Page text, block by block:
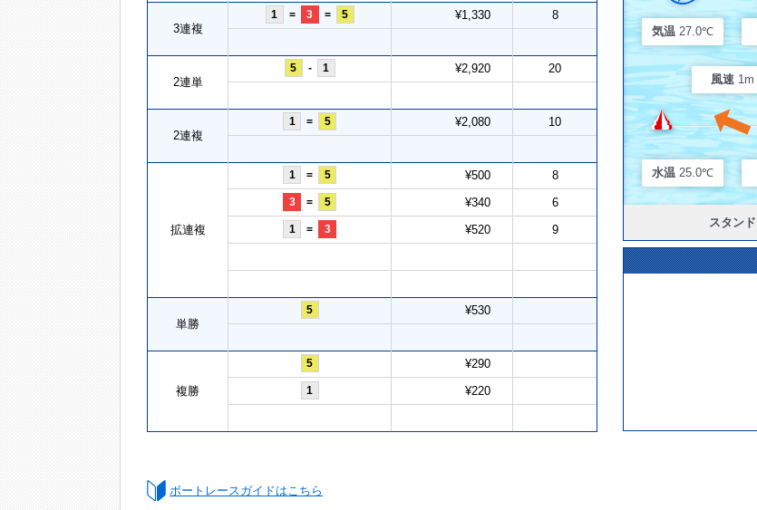
3連複
1 = 3 = 5 ¥1,330 8
2連単
5 - 1 ¥2,920 20
2連複
1 = 5 ¥2,080 10
拡連複
1 = 5 ¥500 8
3 = 5 ¥340 6
1 = 3 ¥520 9
単勝
5 ¥530
複勝
5 ¥290
1 ¥220
気温 27.0℃
風速 1m
水温 25.0℃
スタンド
ボートレースガイドはこちら